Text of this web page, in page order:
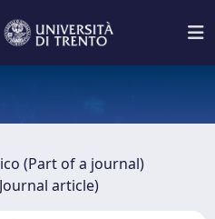
(Part of a journal)
article)